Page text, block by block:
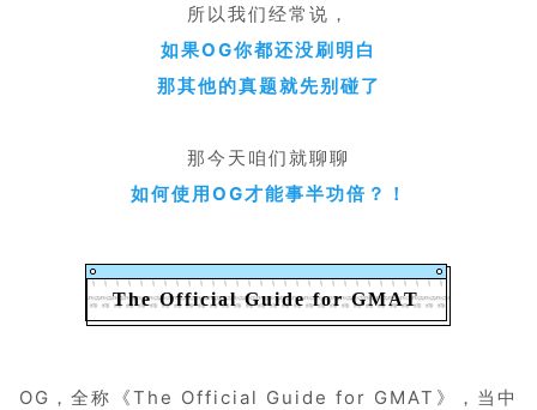
所以我们经常说，
如果OG你都还没刷明白
那其他的真题就先别碰了
那今天咱们就聊聊
如何使用OG才能事半功倍？！
The Official Guide for GMAT
OG，全称《The Official Guide for GMAT》，当中